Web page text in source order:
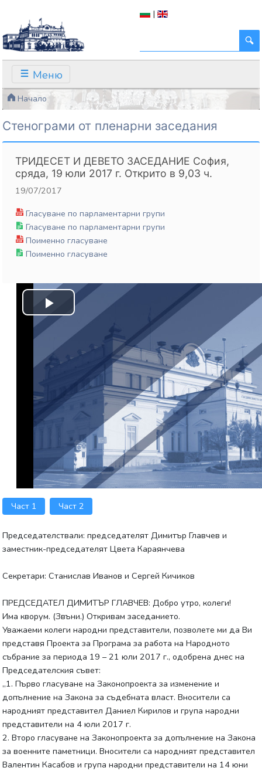
|
Меню
Начало
Стенограми от пленарни заседания
ТРИДЕСЕТ И ДЕВЕТО ЗАСЕДАНИЕ София,
сряда, 19 юли 2017 г. Открито в 9,03 ч.
19/07/2017
Гласуване по парламентарни групи
Гласуване по парламентарни групи
Поименно гласуване
Поименно гласуване
Play
Video
Част 1 Част 2
Председателствали: председателят Димитър Главчев и
заместник-председателят Цвета Караянчева
Секретари: Станислав Иванов и Сергей Кичиков
ПРЕДСЕДАТЕЛ ДИМИТЪР ГЛАВЧЕВ: Добро утро, колеги!
Има кворум. (Звъни.) Откривам заседанието.
Уважаеми колеги народни представители, позволете ми да Ви
представя Проекта за Програма за работа на Народното
събрание за периода 19 – 21 юли 2017 г., одобрена днес на
Председателския съвет:
„1. Първо гласуване на Законопроекта за изменение и
допълнение на Закона за съдебната власт. Вносители са
народният представител Даниел Кирилов и група народни
представители на 4 юли 2017 г.
2. Второ гласуване на Законопроекта за допълнение на Закона
за военните паметници. Вносители са народният представител
Валентин Касабов и група народни представители на 14 юни